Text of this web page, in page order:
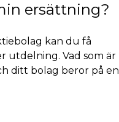
ersättning?
kan du få
utdelning. Vad som är
ditt bolag beror på en